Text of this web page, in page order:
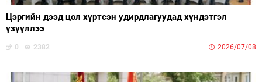
Цэргийн дээд цол хүртсэн удирдлагуудад хүндэтгэл
үзүүллээ
0 2382 2026/07/08